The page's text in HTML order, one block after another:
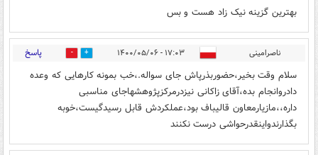
بهترین گزینه نیک زاد هست و بس
ناصرامینی ۱۷:۰۳ - ۱۴۰۰/۰۵/۰۶ 2 پاسخ
سلام وقت بخیر،حضوربذرپاش جای سواله.،خب بمونه کارهایی که وعده
دادروانجام بده،آقای زاکانی نیزدرمرکزپژوهشهاجای مناسبی
داره،،مازیارمعاون قالیباف بود،عملکردش قابل رسیدگیست،خوبه
بگذارندواینقدرحواشی درست نکنند